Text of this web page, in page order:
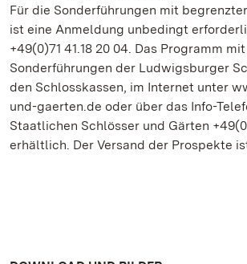
Für die Sonderführungen mit
ist eine Anmeldung unbedingt
+49(0)71 41.18 20 04. Das Programm
Sonderführungen der Ludwigsburger
den Schlosskassen, im Internet unter
und-gaerten.de oder über das Info-
Staatlichen Schlösser und Gärten
erhältlich. Der Versand der Prospekte